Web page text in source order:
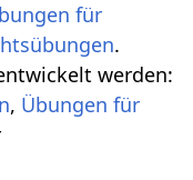
für
.
werden:
, Übungen für